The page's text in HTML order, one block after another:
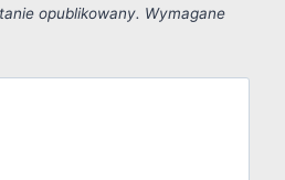
opublikowany. Wymagane